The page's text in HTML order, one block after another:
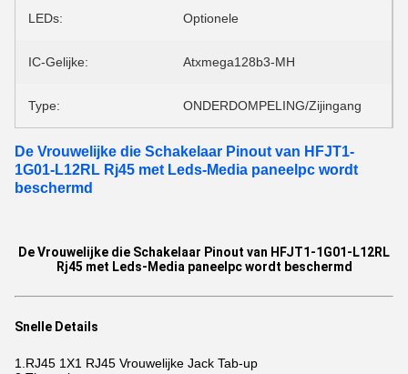
LEDs: Optionele
IC-Gelijke: Atxmega128b3-MH
Type: ONDERDOMPELING/Zijingang
De Vrouwelijke die Schakelaar Pinout van HFJT1-
1G01-L12RL Rj45 met Leds-Media paneelpc wordt
beschermd
De Vrouwelijke die Schakelaar Pinout van HFJT1-1G01-L12RL
Rj45 met Leds-Media paneelpc wordt beschermd
Snelle Details
1.RJ45 1X1 RJ45 Vrouwelijke Jack Tab-up